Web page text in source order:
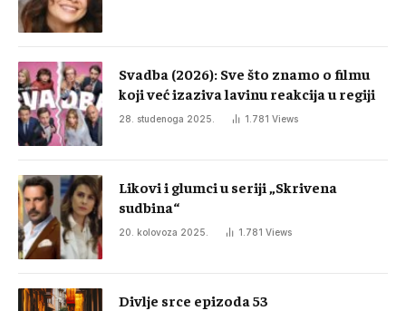
Svadba (2026): Sve što znamo o filmu
koji već izaziva lavinu reakcija u regiji
28. studenoga 2025. 1.781 Views
Likovi i glumci u seriji „Skrivena
sudbina“
20. kolovoza 2025. 1.781 Views
Divlje srce epizoda 53